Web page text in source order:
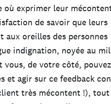
exprimer leur
de savoir que leurs
oreilles des personnes
indignation, noyée au
vous, de votre côté, pouvez
et agir sur ce feedback
très mécontent !), tout